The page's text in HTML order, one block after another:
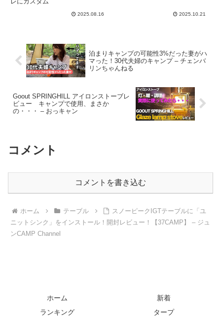
簡単オシャレにカスタム
2025.08.16 2025.10.21
泊まりキャンプの可能性3%だった妻がハ
マった！30代夫婦のキャンプ – チェンバ
リンちゃんねる
Goout SPRINGHILL アイロンストーブレ
ビュー キャンプで使用、まさか
の・・・ – おっキャン
コメント
コメントを書き込む
ホーム テーブル
スノーピークIGTテーブルに「ユ
ニットシンク」をインストール！開封レビュー！【37CAMP】 – ジュ
ンCAMP Channel
ホーム
新着
ランキング
タープ